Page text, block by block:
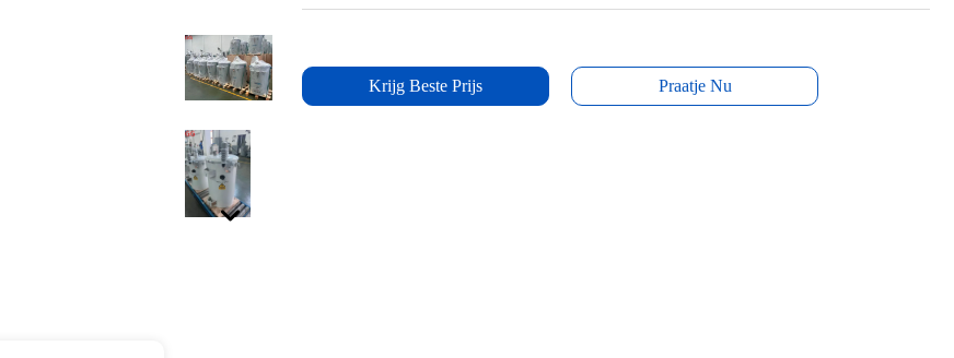
Krijg Beste Prijs Praatje Nu